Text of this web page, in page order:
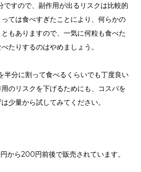
すので、副作用が出るリスクは比較的
ては食べすぎたことにより、何らかの
もありますので、一気に何粒も食べた
たりするのはやめましょう。
半分に割って食べるくらいでも丁度良い
のリスクを下げるためにも、コスパを
少量から試してみてください。
から200円前後で販売されています。